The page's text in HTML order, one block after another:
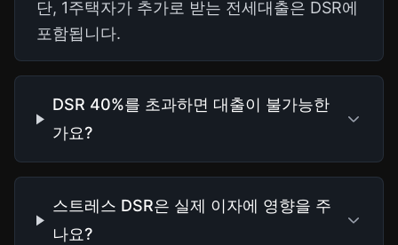
단, 1주택자가 추가로 받는 전세대출은 DSR에
포함됩니다.
DSR 40%를 초과하면 대출이 불가능한
가요?
스트레스 DSR은 실제 이자에 영향을 주
나요?